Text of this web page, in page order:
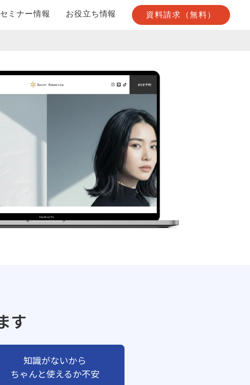
セミナー情報 お役立ち情報 資料請求（無料）
す
知識がないから
ちゃんと使えるか不安